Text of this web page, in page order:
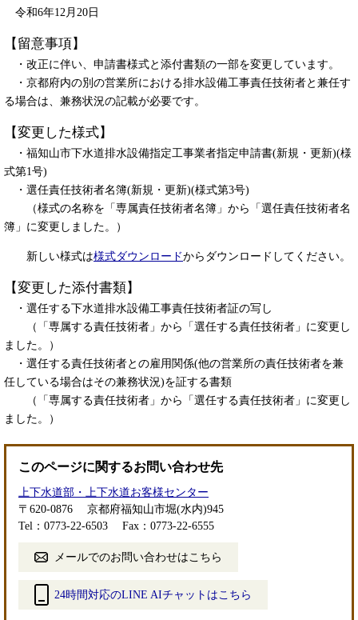
令和6年12月20日
【留意事項】
・改正に伴い、申請書様式と添付書類の一部を変更しています。
・京都府内の別の営業所における排水設備工事責任技術者と兼任す
る場合は、兼務状況の記載が必要です。
【変更した様式】
・福知山市下水道排水設備指定工事業者指定申請書(新規・更新)(様
式第1号)
・選任責任技術者名簿(新規・更新)(様式第3号)
（様式の名称を「専属責任技術者名簿」から「選任責任技術者名
簿」に変更しました。）
新しい様式は様式ダウンロードからダウンロードしてください。
【変更した添付書類】
・選任する下水道排水設備工事責任技術者証の写し
（「専属する責任技術者」から「選任する責任技術者」に変更し
ました。）
・選任する責任技術者との雇用関係(他の営業所の責任技術者を兼
任している場合はその兼務状況)を証する書類
（「専属する責任技術者」から「選任する責任技術者」に変更し
ました。）
このページに関するお問い合わせ先
上下水道部・上下水道お客様センター
〒620-0876
京都府福知山市堀(水内)945
Tel：0773-22-6503
Fax：0773-22-6555
メールでのお問い合わせはこちら
24時間対応のLINE AIチャットはこちら